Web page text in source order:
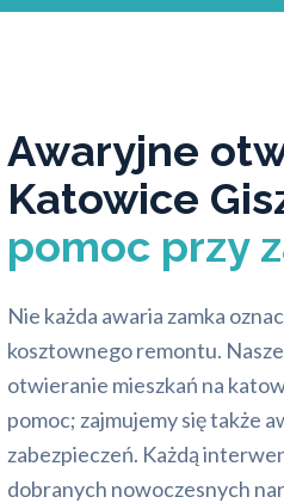
Awaryjne
Katowice
pomoc przy
Nie każda awaria zamka
kosztownego remontu. Nasze
otwieranie mieszkań na
pomoc; zajmujemy się także
zabezpieczeń. Każdą
dobranych nowoczesnych